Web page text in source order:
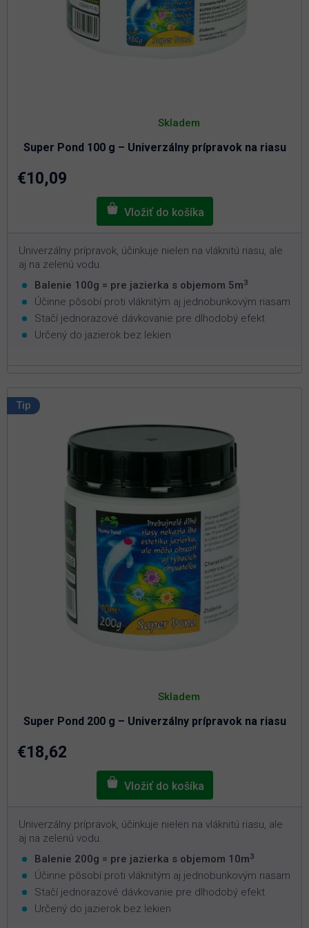
Super Pond 100 g – Univerzálny prípravok na riasu
hodnotenie
je
4,8
Skladem
€10,09
Univerzálny prípravok, účinkuje nielen na vláknitú riasu, ale
aj na zelenú vodu.
Balenie 100g = pre jazierka s objemom 5m3
Účinne pôsobí proti vláknitým aj jednobunkovým riasam
Stačí jednorazové dávkovanie pre dlhodobý efekt
Určený do jazierok bez lekien
Tip
Super Pond 200 g – Univerzálny prípravok na riasu
hodnotenie
je
5,0
Skladem
€18,62
Univerzálny prípravok, účinkuje nielen na vláknitú riasu, ale
aj na zelenú vodu.
Balenie 200g = pre jazierka s objemom 10m3
Účinne pôsobí proti vláknitým aj jednobunkovým riasam
Stačí jednorazové dávkovanie pre dlhodobý efekt
Určený do jazierok bez lekien